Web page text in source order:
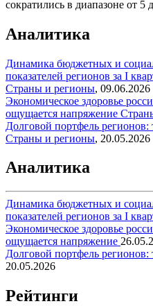
сократились в диапазоне от 5
Аналитика
Динамика бюджетных и
показателей регионов за I
Страны и регионы, 09.06.2026
Экономическое здоровье
ощущается напряжение
Долговой портфель регионов:
Страны и регионы, 20.05.2026
Аналитика
Динамика бюджетных и
показателей регионов за I
Экономическое здоровье
ощущается напряжение
Долговой портфель регионов:
20.05.2026
Рейтинги